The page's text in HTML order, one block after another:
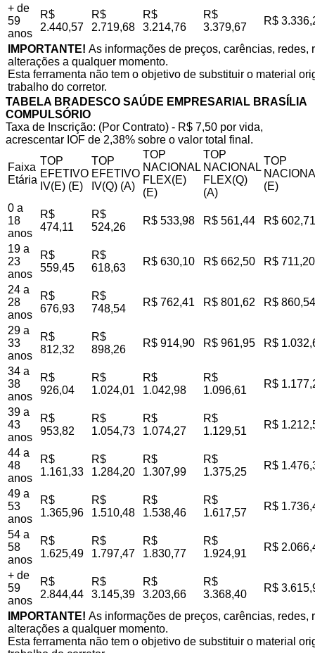
+ de
59
anos
R$
2.440,57
R$
2.719,68
R$
3.214,76
R$
3.379,67
R$
IMPORTANTE! As informações de preços, carências,
alterações a qualquer momento.
Esta ferramenta não tem o objetivo de substituir o material
trabalho do corretor.
TABELA BRADESCO SAÚDE EMPRESARIAL BRASÍLIA
COMPULSÓRIO
Taxa de Inscrição: (Por Contrato) - R$ 7,50 por vida,
acrescentar IOF de 2,38% sobre o valor total final.
Faixa
Etária
TOP
EFETIVO
IV(E) (E)
TOP
EFETIVO
IV(Q) (A)
TOP
NACIONAL
FLEX(E)
(E)
TOP
NACIONAL
FLEX(Q)
(A)
TOP
(E)
0 a
18
anos
R$
474,11
R$
524,26
R$ 533,98 R$ 561,44 R$ 602,71
19 a
23
anos
R$
559,45
R$
618,63
R$ 630,10 R$ 662,50 R$ 711,20
24 a
28
anos
R$
676,93
R$
748,54
R$ 762,41 R$ 801,62 R$ 860,54
29 a
33
anos
R$
812,32
R$
898,26
R$ 914,90 R$ 961,95 R$
34 a
38
anos
R$
926,04
R$
1.024,01
R$
1.042,98
R$
1.096,61
R$
39 a
43
anos
R$
953,82
R$
1.054,73
R$
1.074,27
R$
1.129,51
R$
44 a
48
anos
R$
1.161,33
R$
1.284,20
R$
1.307,99
R$
1.375,25
R$
49 a
53
anos
R$
1.365,96
R$
1.510,48
R$
1.538,46
R$
1.617,57
R$
54 a
58
anos
R$
1.625,49
R$
1.797,47
R$
1.830,77
R$
1.924,91
R$
+ de
59
anos
R$
2.844,44
R$
3.145,39
R$
3.203,66
R$
3.368,40
R$
IMPORTANTE! As informações de preços, carências,
alterações a qualquer momento.
Esta ferramenta não tem o objetivo de substituir o material